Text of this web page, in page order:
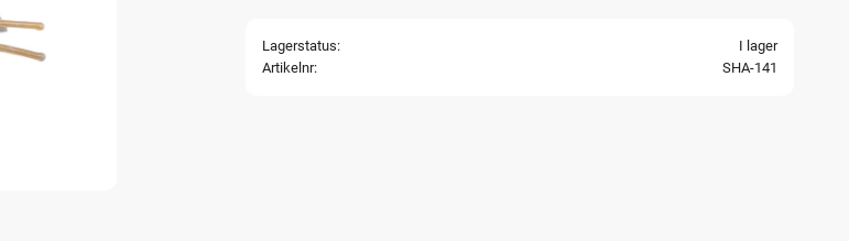
Lagerstatus
I lager
Artikelnr
SHA-141